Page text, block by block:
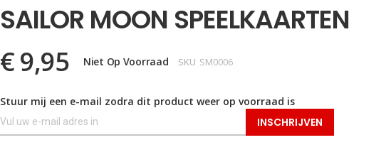
SAILOR MOON SPEELKAARTEN
€ 9,95 Niet Op Voorraad SKU SM0006
Stuur mij een e-mail zodra dit product weer op voorraad is
INSCHRIJVEN